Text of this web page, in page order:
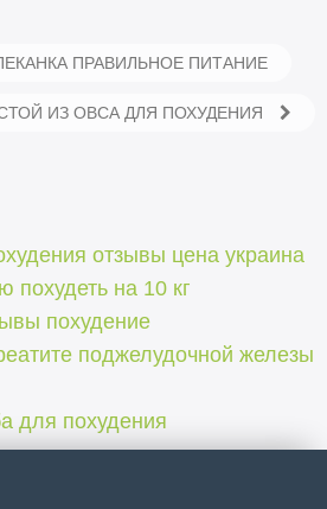
ПРАВИЛЬНОЕ ПИТАНИЕ
ИЗ ОВСА ДЛЯ ПОХУДЕНИЯ
отзывы цена украина
похудеть на 10 кг
похудение
поджелудочной железы
для похудения